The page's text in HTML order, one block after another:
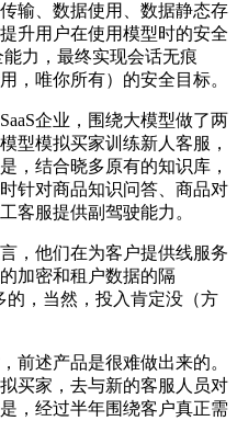
、数据使用、数据静态存
升用户在使用模型时的安全
力，最终实现会话无痕
，唯你所有）的安全目标。
企业，围绕大模型做了两
型模拟买家训练新人客服，
，结合晓多原有的知识库，
针对商品知识问答、商品对
客服提供副驾驶能力。
他们在为客户提供线服务
加密和租户数据的隔
的，当然，投入肯定没（方
述产品是很难做出来的。
买家，去与新的客服人员对
，经过半年围绕客户真正需